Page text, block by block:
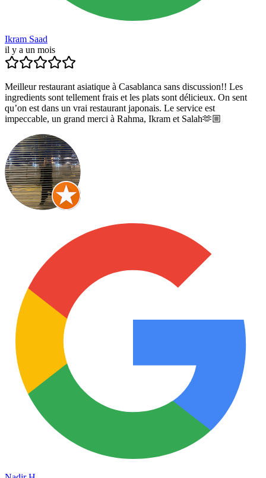
Ikram Saad
il y a un mois
Meilleur restaurant asiatique à Casablanca sans discussion!! Les
ingredients sont tellement frais et les plats sont délicieux. On sent
qu’on est dans un vrai restaurant japonais. Le service est
impeccable, un grand merci à Rahma, Ikram et Salah🫶🏼